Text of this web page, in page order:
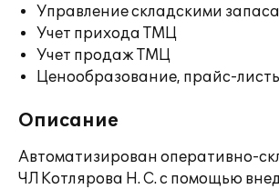
Управление складскими
Учет прихода ТМЦ
Учет продаж ТМЦ
Ценообразование, прайс-
Описание
Автоматизирован оперативно-
ЧЛ Котлярова Н. С. с помощью